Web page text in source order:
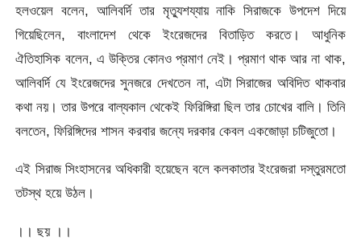
হলওয়েল বলেন, আলিবর্দি তার মৃত্যুশয্যায় নাকি সিরাজকে উপদেশ দিয়ে
গিয়েছিলেন, বাংলাদেশ থেকে ইংরেজদের বিতাড়িত করতে। আধুনিক
ঐতিহাসিক বলেন, এ উক্তির কোনও প্রমাণ নেই। প্রমাণ থাক আর না থাক,
আলিবর্দি যে ইংরেজদের সুনজরে দেখতেন না, এটা সিরাজের অবিদিত থাকবার
কথা নয়। তার উপরে বাল্যকাল থেকেই ফিরিঙ্গিরা ছিল তার চোখের বালি। তিনি
বলতেন, ফিরিঙ্গিদের শাসন করবার জন্যে দরকার কেবল একজোড়া চটিজুতো।
এই সিরাজ সিংহাসনের অধিকারী হয়েছেন বলে কলকাতার ইংরেজরা দস্তুরমতো
তটস্থ হয়ে উঠল।
।। ছয় ।।